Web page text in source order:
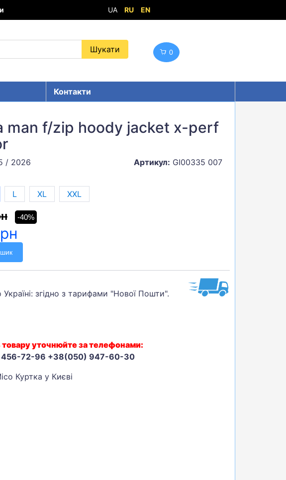
UA RU EN
0
Контакти
man f/zip hoody jacket x-perf
/ 2026 Артикул: GI00335 007
L XL XXL
-40%
згідно з тарифами "Нової Пошти".
товару уточнюйте за телефонами:
72-96 +38(050) 947-60-30
Куртка у Києві